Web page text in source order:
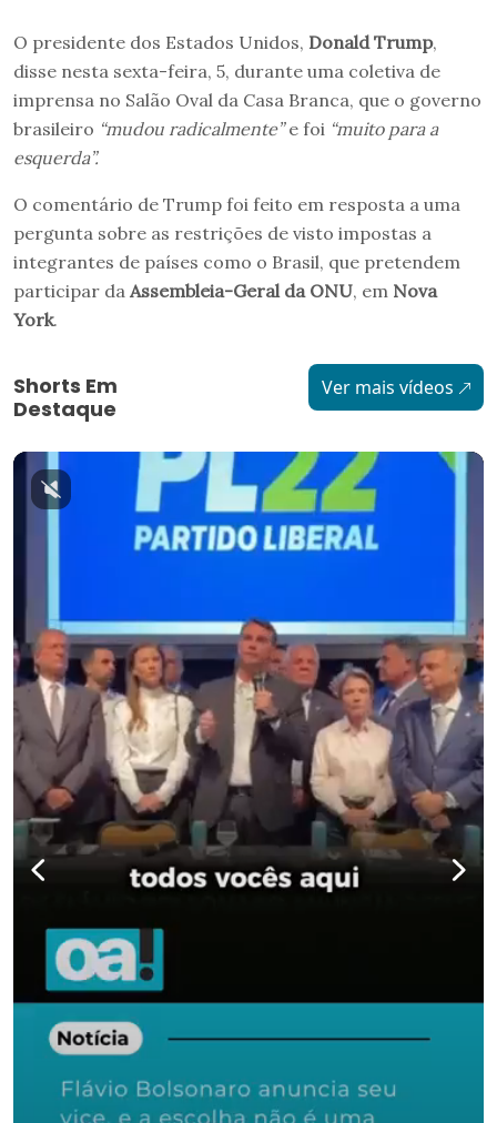
O presidente dos Estados Unidos, Donald Trump,
disse nesta sexta-feira, 5, durante uma coletiva de
imprensa no Salão Oval da Casa Branca, que o governo
brasileiro “mudou radicalmente”e foi “muito para a
esquerda”.
O comentário de Trump foi feito em resposta a uma
pergunta sobre as restrições de visto impostas a
integrantes de países como o Brasil, que pretendem
participar da Assembleia-Geral da ONU, em Nova
York.
Shorts Em
Destaque
Ver mais vídeos